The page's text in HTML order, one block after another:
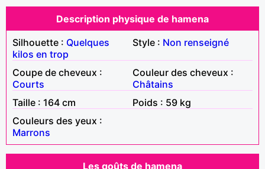
Description physique de hamena
Silhouette : Quelques
kilos en trop
Style : Non renseigné
Coupe de cheveux :
Courts
Couleur des cheveux :
Châtains
Taille : 164 cm
Poids : 59 kg
Couleurs des yeux :
Marrons
Les goûts de hamena